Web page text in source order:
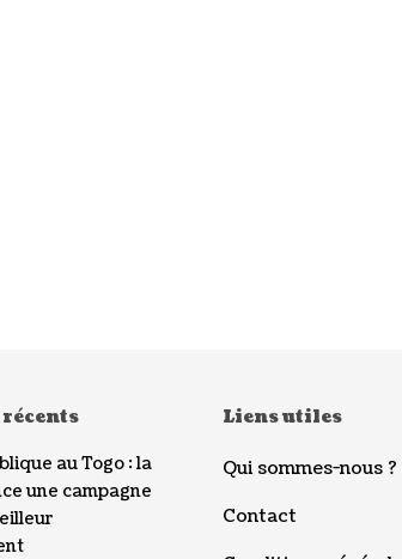
au Togo : la
une campagne
Liens utiles
Qui sommes-nous ?
Contact